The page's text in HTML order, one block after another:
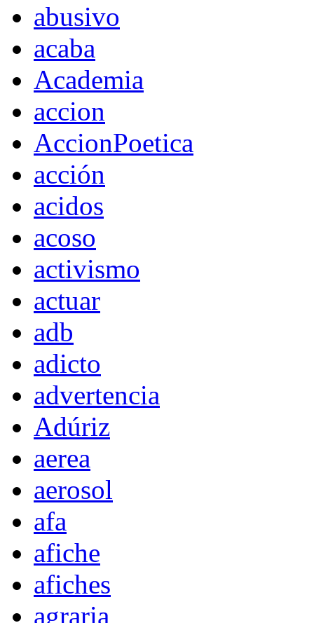
abusivo
acaba
Academia
accion
AccionPoetica
acción
acidos
acoso
activismo
actuar
adb
adicto
advertencia
Adúriz
aerea
aerosol
afa
afiche
afiches
agraria